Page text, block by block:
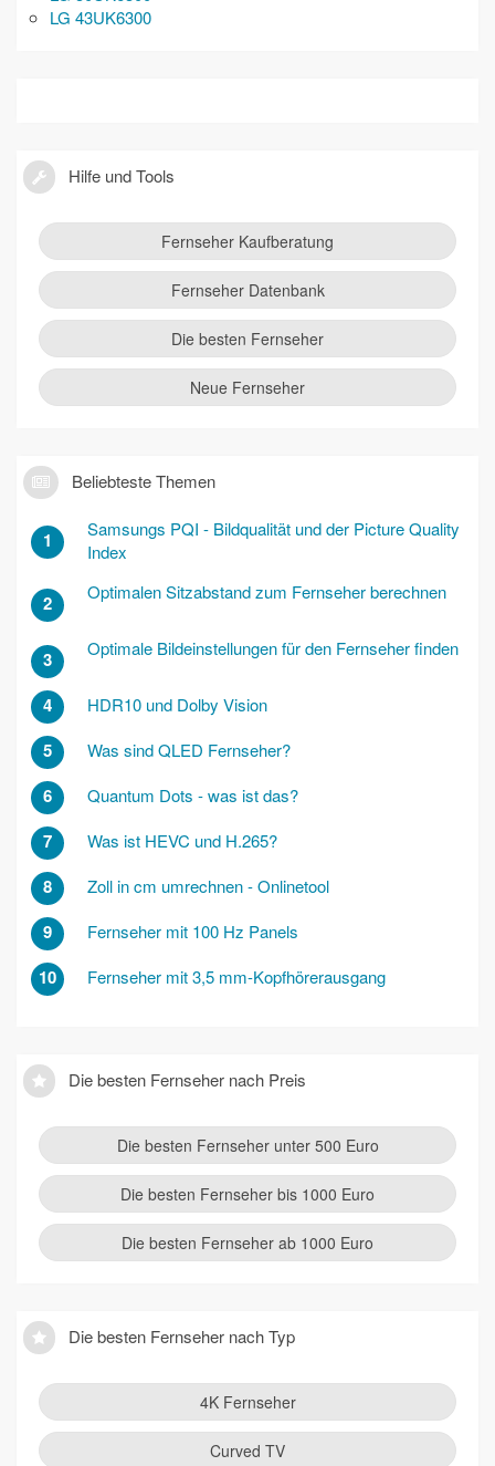
LG 43UK6300
Hilfe und Tools
Fernseher Kaufberatung
Fernseher Datenbank
Die besten Fernseher
Neue Fernseher
Beliebteste Themen
1
Samsungs PQI - Bildqualität und der Picture Quality
Index
2 Optimalen Sitzabstand zum Fernseher berechnen
3 Optimale Bildeinstellungen für den Fernseher finden
4 HDR10 und Dolby Vision
5 Was sind QLED Fernseher?
6 Quantum Dots - was ist das?
7 Was ist HEVC und H.265?
8 Zoll in cm umrechnen - Onlinetool
9 Fernseher mit 100 Hz Panels
10 Fernseher mit 3,5 mm-Kopfhörerausgang
Die besten Fernseher nach Preis
Die besten Fernseher unter 500 Euro
Die besten Fernseher bis 1000 Euro
Die besten Fernseher ab 1000 Euro
Die besten Fernseher nach Typ
4K Fernseher
Curved TV